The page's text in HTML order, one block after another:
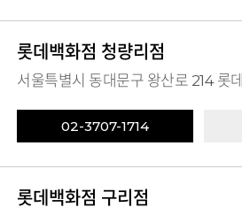
롯데백화점 청량리점
서울특별시 동대문구 왕산로 214 롯
02-3707-1714
롯데백화점 구리점